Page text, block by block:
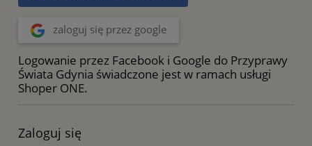
zaloguj się przez google
Logowanie przez Facebook i Google do Przyprawy
Świata Gdynia świadczone jest w ramach usługi
Shoper ONE.
Zaloguj się